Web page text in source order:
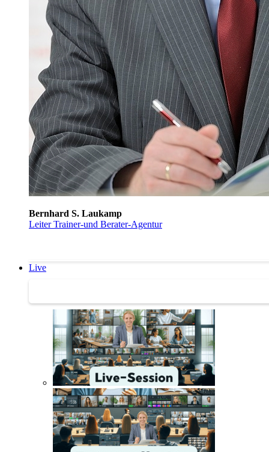
Bernhard S. Laukamp
Leiter Trainer-und Berater-Agentur
Live